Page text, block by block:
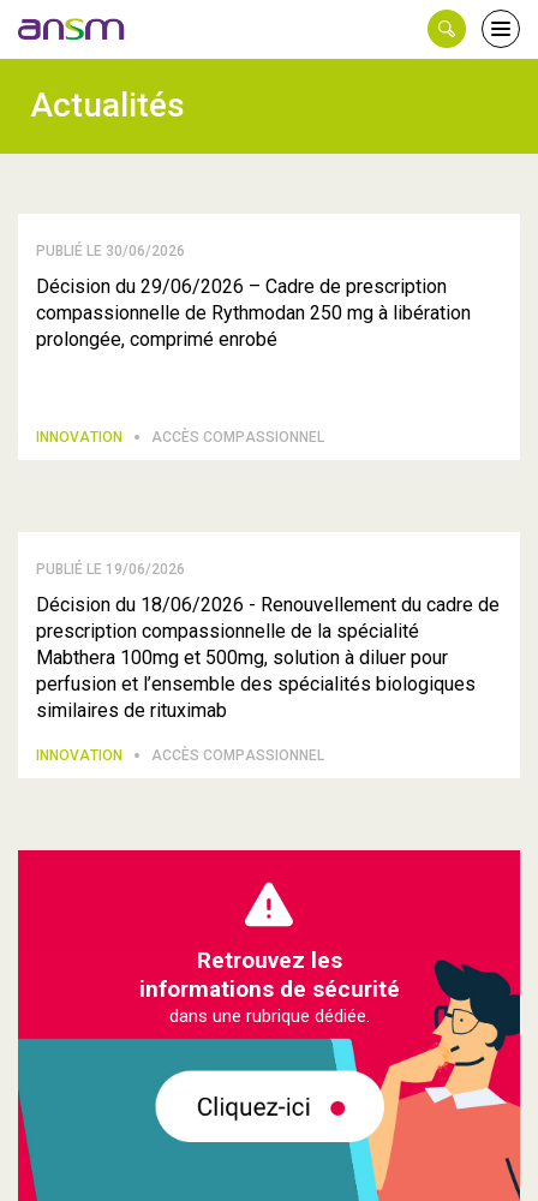
le
Actualités
PUBLIÉ LE 30/06/2026
Décision du 29/06/2026 – Cadre de prescription
compassionnelle de Rythmodan 250 mg à libération
prolongée, comprimé enrobé
INNOVATION ACCÈS COMPASSIONNEL
PUBLIÉ LE 19/06/2026
Décision du 18/06/2026 - Renouvellement du cadre de
prescription compassionnelle de la spécialité
Mabthera 100mg et 500mg, solution à diluer pour
perfusion et l’ensemble des spécialités biologiques
similaires de rituximab
INNOVATION ACCÈS COMPASSIONNEL
Retrouvez les
informations de sécurité
dans une rubrique dédiée.